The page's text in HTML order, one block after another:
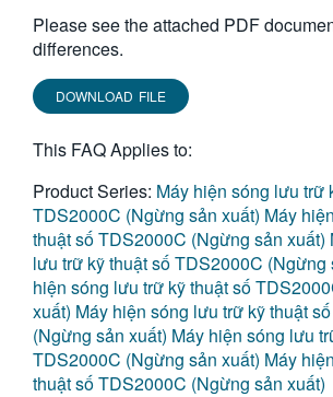
Please see the attached PDF
differences.
DOWNLOAD FILE
This FAQ Applies to:
Product Series: Máy hiện sóng lưu trữ
TDS2000C (Ngừng sản xuất) Máy
thuật số TDS2000C (Ngừng sản xuất)
lưu trữ kỹ thuật số TDS2000C (Ngừng
hiện sóng lưu trữ kỹ thuật số
xuất) Máy hiện sóng lưu trữ kỹ thuật
(Ngừng sản xuất) Máy hiện sóng lưu
TDS2000C (Ngừng sản xuất) Máy
thuật số TDS2000C (Ngừng sản xuất)